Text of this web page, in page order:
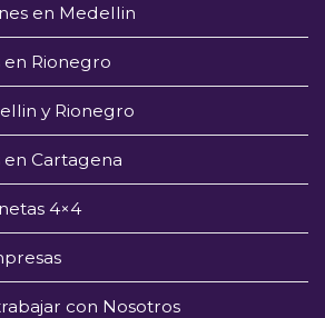
en Medellin
Rionegro
y Rionegro
Cartagena
4×4
con Nosotros